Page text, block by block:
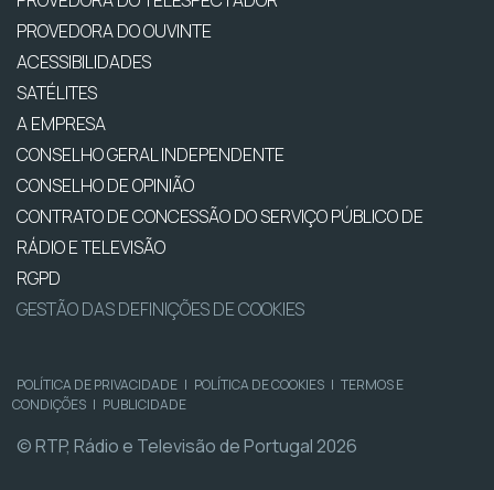
PROVEDORA DO OUVINTE
ACESSIBILIDADES
SATÉLITES
A EMPRESA
CONSELHO GERAL INDEPENDENTE
CONSELHO DE OPINIÃO
CONTRATO DE CONCESSÃO DO SERVIÇO PÚBLICO DE
RÁDIO E TELEVISÃO
RGPD
GESTÃO DAS DEFINIÇÕES DE COOKIES
POLÍTICA DE PRIVACIDADE | POLÍTICA DE COOKIES | TERMOS E
CONDIÇÕES | PUBLICIDADE
© RTP, Rádio e Televisão de Portugal 2026